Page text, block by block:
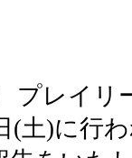
プレイリ
(土)に行